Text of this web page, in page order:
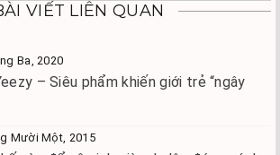
VIẾT LIÊN QUAN
Ba, 2020
– Siêu phẩm khiến giới trẻ “ngây
Mười Một, 2015